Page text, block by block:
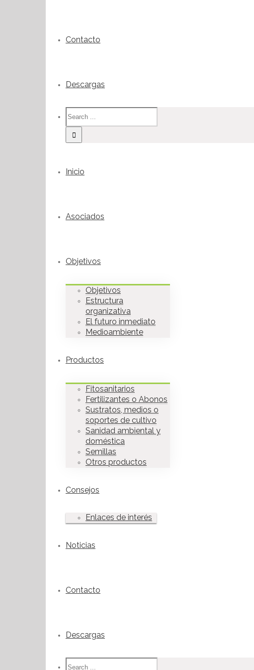
Contacto
Descargas
Inicio
Asociados
Objetivos
Objetivos
Estructura
organizativa
El futuro inmediato
Medioambiente
Productos
Fitosanitarios
Fertilizantes o Abonos
Sustratos, medios o
soportes de cultivo
Sanidad ambiental y
doméstica
Semillas
Otros productos
Consejos
Enlaces de interés
Noticias
Contacto
Descargas